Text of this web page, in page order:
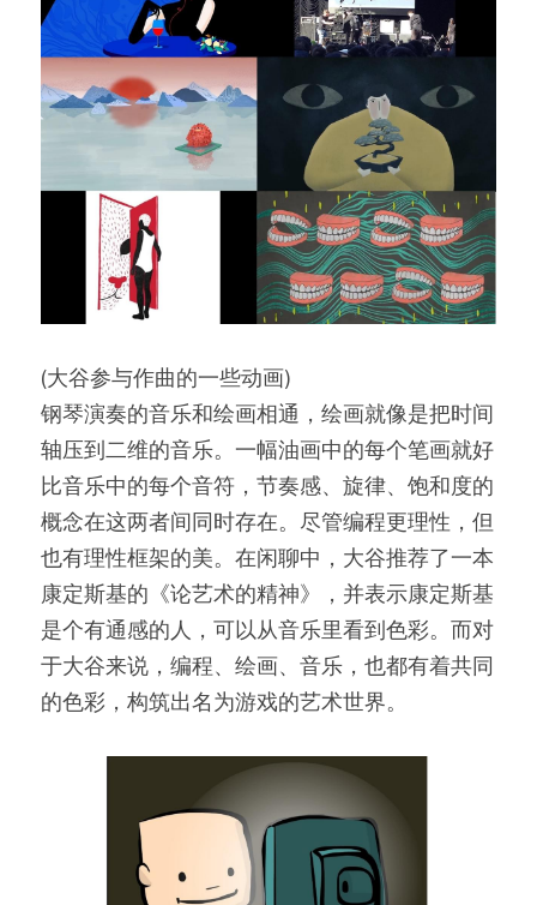
(大谷参与作曲的一些动画)
钢琴演奏的音乐和绘画相通，绘画就像是把时间
轴压到二维的音乐。一幅油画中的每个笔画就好
比音乐中的每个音符，节奏感、旋律、饱和度的
概念在这两者间同时存在。尽管编程更理性，但
也有理性框架的美。在闲聊中，大谷推荐了一本
康定斯基的《论艺术的精神》，并表示康定斯基
是个有通感的人，可以从音乐里看到色彩。而对
于大谷来说，编程、绘画、音乐，也都有着共同
的色彩，构筑出名为游戏的艺术世界。